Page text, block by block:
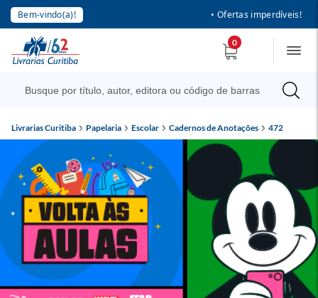
Bem-vindo(a)! • Ofertas imperdíveis!
0
Livrarias Curitiba Papelaria Escolar Cadernos de Anotações 472